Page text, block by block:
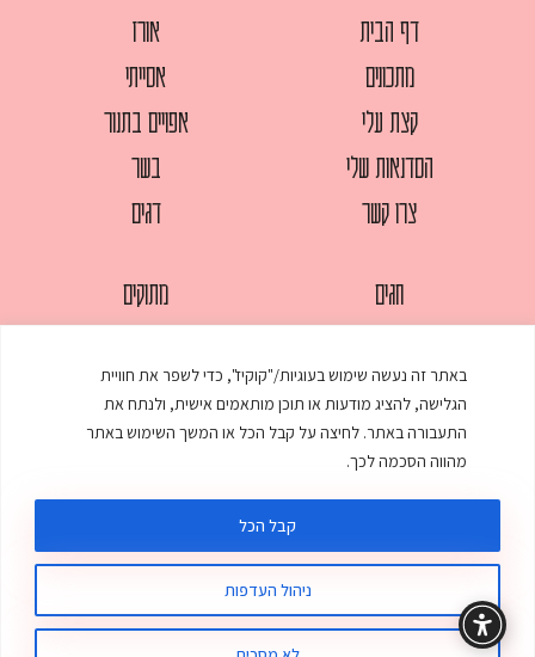
באתר זה נעשה שימוש בעוגיות/"קוקיז", כדי לשפר את חוויית
הגלישה, להציג מודעות או תוכן מותאמים אישית, ולנתח את
התעבורה באתר. לחיצה על קבל הכל או המשך השימוש באתר
מהווה הסכמה לכך.
ניהול העדפות
קבל הכל
דף הבית
מתכונים
קצת עלי
הסדנאות שלי
צרו קשר
אורז
אסייתי
אפויים בתנור
בשר
דגים
חגים
מאפים
ממולאים
מרקים
מתוקים
עוגות
עוף
© כל הזכויות שמורות לענת אלישע | עיצוב ובניית אתר
תקנון האתר מדיניות פרטיות